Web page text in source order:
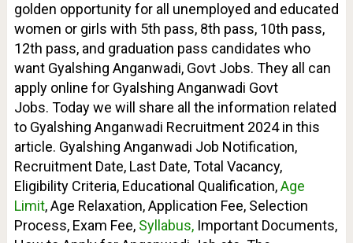
golden opportunity for all unemployed and educated
women or girls with 5th pass, 8th pass, 10th pass,
12th pass, and graduation pass candidates who
want Gyalshing Anganwadi, Govt Jobs. They all can
apply online for Gyalshing Anganwadi Govt
Jobs. Today we will share all the information related
to Gyalshing Anganwadi Recruitment 2024 in this
article. Gyalshing Anganwadi Job Notification,
Recruitment Date, Last Date, Total Vacancy,
Eligibility Criteria, Educational Qualification,Age
Limit, Age Relaxation, Application Fee, Selection
Process, Exam Fee, Syllabus,Important Documents,